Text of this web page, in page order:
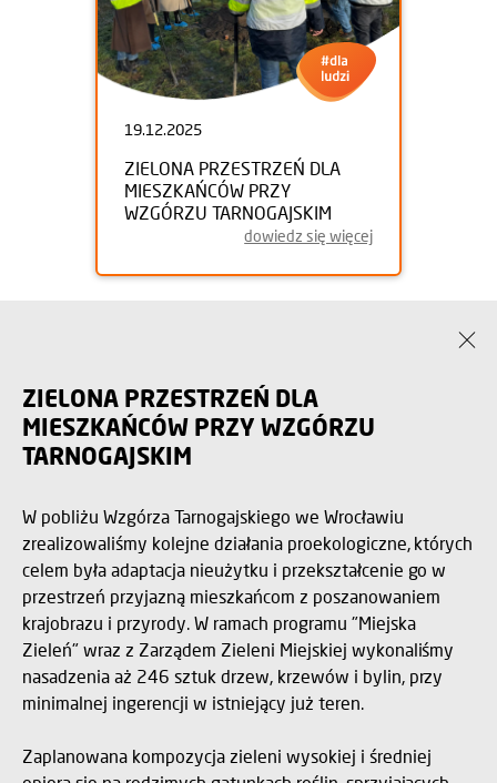
19.12.2025
ZIELONA PRZESTRZEŃ DLA
MIESZKAŃCÓW PRZY
WZGÓRZU TARNOGAJSKIM
dowiedz się więcej
ZIELONA PRZESTRZEŃ DLA
MIESZKAŃCÓW PRZY WZGÓRZU
TARNOGAJSKIM
W pobliżu Wzgórza Tarnogajskiego we Wrocławiu
zrealizowaliśmy kolejne działania proekologiczne, których
celem była adaptacja nieużytku i przekształcenie go w
przestrzeń przyjazną mieszkańcom z poszanowaniem
krajobrazu i przyrody. W ramach programu "Miejska
Zieleń" wraz z Zarządem Zieleni Miejskiej wykonaliśmy
nasadzenia aż 246 sztuk drzew, krzewów i bylin, przy
minimalnej ingerencji w istniejący już teren.
Zaplanowana kompozycja zieleni wysokiej i średniej